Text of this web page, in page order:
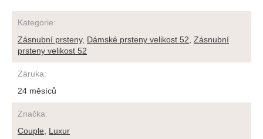
Kategorie:
Zásnubní prsteny, Dámské prsteny velikost 52 Zásnubní
prsteny velikost 52
Záruka:
24 měsíců
Značka:
Couple
Luxur